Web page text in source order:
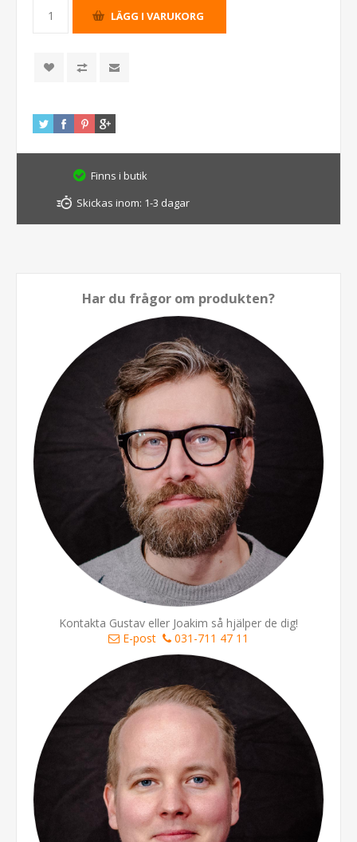
Finns i butik
Skickas inom: 1-3 dagar
Har du frågor om produkten?
Kontakta Gustav eller Joakim så hjälper de dig!
E-post
031-711 47 11